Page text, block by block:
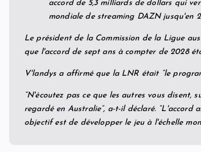
accord de 5,3 milliards de dollars qui
mondiale de streaming DAZN jusqu'en
Le président de la Commission de la Ligue
que l'accord de sept ans à compter de 2028
V'landys a affirmé que la LNR était “le
“N'écoutez pas ce que les autres vous disent,
regardé en Australie”, a-t-il déclaré.
objectif est de développer le jeu à l'échelle